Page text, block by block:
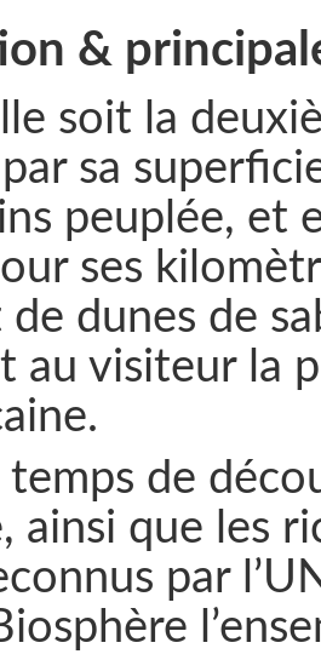
&
soit la
par sa
peuplée, et
ses
dunes de
au visiteur la
temps de
ainsi que les
par